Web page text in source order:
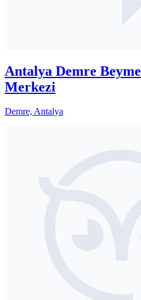
Antalya Demre
Merkezi
Demre, Antalya